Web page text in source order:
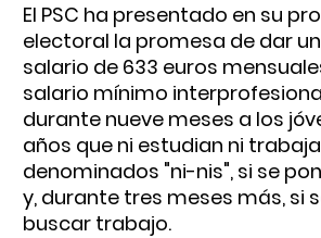
El PSC ha presentado en su
electoral la promesa de dar
salario de 633 euros
salario mínimo
durante nueve meses a los
años que ni estudian ni
denominados "ni-nis", si se
y, durante tres meses más, si
buscar trabajo.